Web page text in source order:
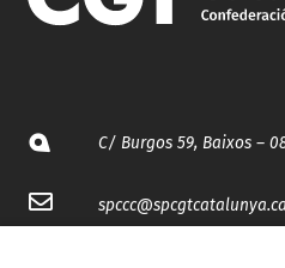
C/ Burgos 59, Baixos –
spccc@